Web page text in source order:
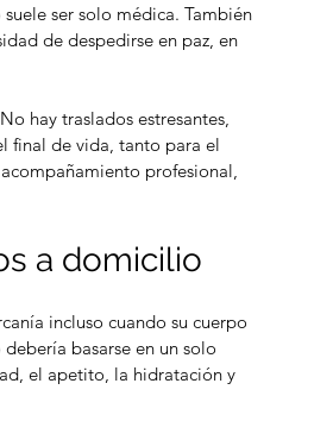
ser solo médica. También
de despedirse en paz, en
hay traslados estresantes,
final de vida, tanto para el
profesional,
a domicilio
incluso cuando su cuerpo
basarse en un solo
el apetito, la hidratación y